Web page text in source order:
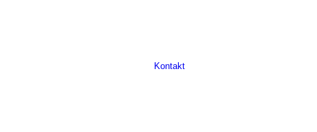
Kontakt